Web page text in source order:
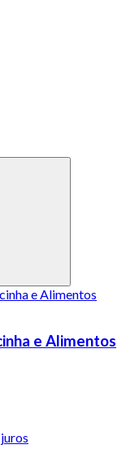
e Alimentos